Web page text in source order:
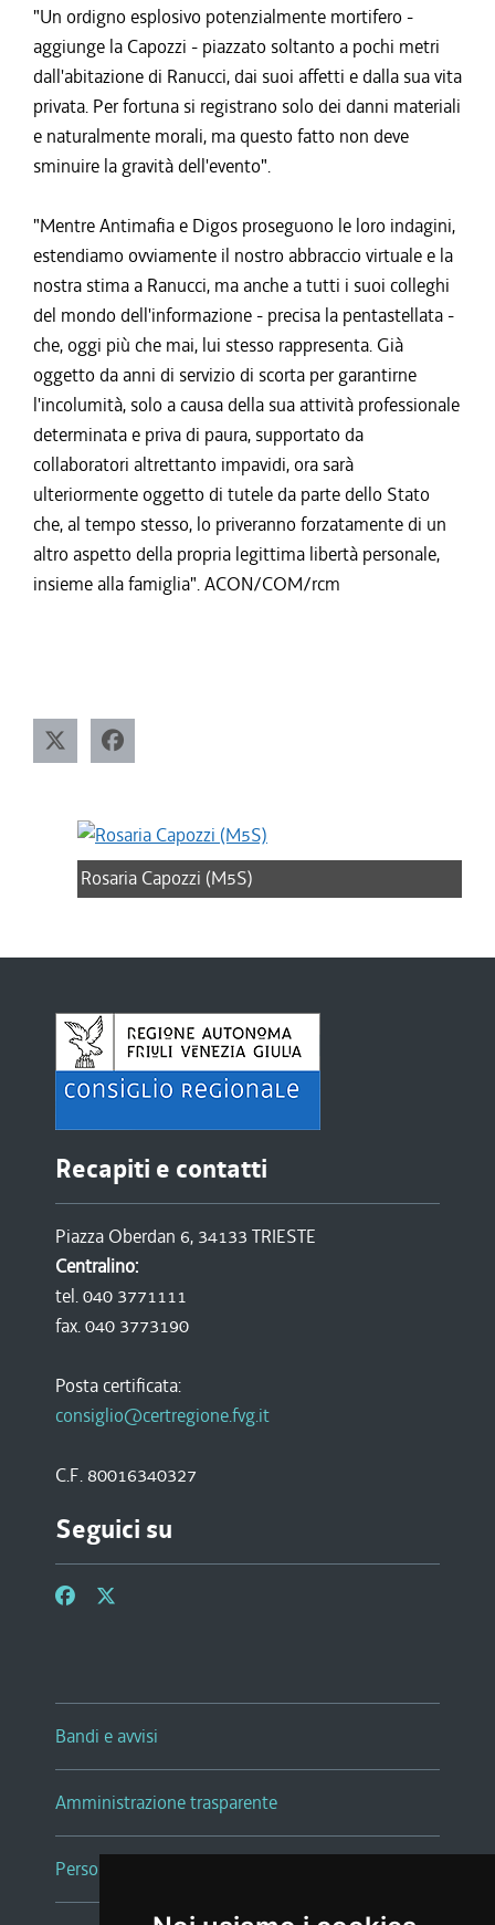
"Un ordigno esplosivo potenzialmente mortifero -
aggiunge la Capozzi - piazzato soltanto a pochi metri
dall'abitazione di Ranucci, dai suoi affetti e dalla sua vita
privata. Per fortuna si registrano solo dei danni materiali
e naturalmente morali, ma questo fatto non deve
sminuire la gravità dell'evento".
"Mentre Antimafia e Digos proseguono le loro indagini,
estendiamo ovviamente il nostro abbraccio virtuale e la
nostra stima a Ranucci, ma anche a tutti i suoi colleghi
del mondo dell'informazione - precisa la pentastellata -
che, oggi più che mai, lui stesso rappresenta. Già
oggetto da anni di servizio di scorta per garantirne
l'incolumità, solo a causa della sua attività professionale
determinata e priva di paura, supportato da
collaboratori altrettanto impavidi, ora sarà
ulteriormente oggetto di tutele da parte dello Stato
che, al tempo stesso, lo priveranno forzatamente di un
altro aspetto della propria legittima libertà personale,
insieme alla famiglia". ACON/COM/rcm
Rosaria Capozzi (M5S)
Recapiti e contatti
Piazza Oberdan 6, 34133 TRIESTE
Centralino:
tel. 040 3771111
fax. 040 3773190
Posta certificata:
consiglio@certregione.fvg.it
C.F. 80016340327
Seguici su
Bandi e avvisi
Amministrazione trasparente
Persone e Uffici